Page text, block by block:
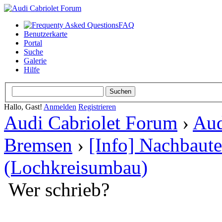
FAQ
Benutzerkarte
Portal
Suche
Galerie
Hilfe
Hallo, Gast! Anmelden Registrieren
Audi Cabriolet Forum ›
Bremsen › [Info]
(Lochkreisumbau)
Wer schrieb?